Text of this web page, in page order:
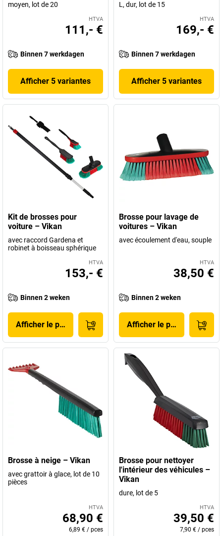
moyen, lot de 20
HTVA
111,- €
Binnen 7 werkdagen
Afficher 5 variantes
L, dur, lot de 15
HTVA
169,- €
Binnen 7 werkdagen
Afficher 5 variantes
Kit de brosses pour
voiture – Vikan
avec raccord Gardena et
robinet à boisseau sphérique
HTVA
153,- €
Binnen 2 weken
Afficher le produit
Brosse pour lavage de
voitures – Vikan
avec écoulement d'eau, souple
HTVA
38,50 €
Binnen 2 weken
Afficher le produit
Brosse à neige – Vikan
avec grattoir à glace, lot de 10
pièces
HTVA
68,90 €
6,89 € / pces
Brosse pour nettoyer
l'intérieur des véhicules –
Vikan
dure, lot de 5
HTVA
39,50 €
7,90 € / pces